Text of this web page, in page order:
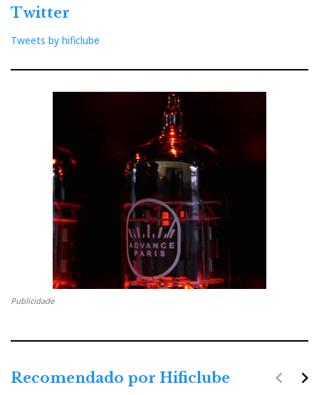
Twitter
Tweets by hificlube
Publicidade
Recomendado por Hificlube navigate_next
navigate_before